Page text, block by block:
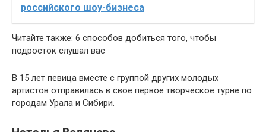
российского шоу-бизнеса
Читайте также: 6 способов добиться того, чтобы
подросток слушал вас
В 15 лет певица вместе с группой других молодых
артистов отправилась в свое первое творческое турне по
городам Урала и Сибири.